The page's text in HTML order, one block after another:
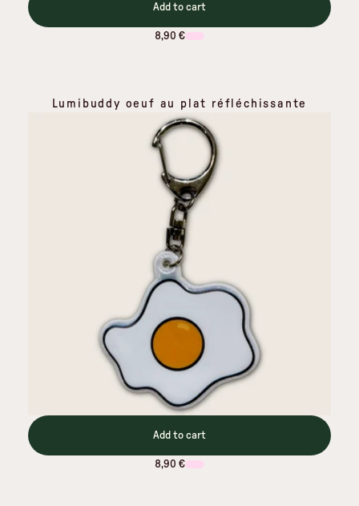
Add to cart
8,90 €
Lumibuddy oeuf au plat réfléchissante
Add to cart
8,90 €